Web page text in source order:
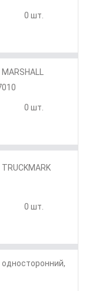
0 шт.
0 шт.
0 шт.